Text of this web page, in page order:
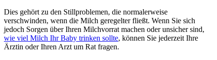
Dies gehört zu den Stillproblemen, die normalerweise
verschwinden, wenn die Milch geregelter fließt. Wenn Sie sich
wie viel Milch Ihr Baby trinken sollte, können Sie jederzeit Ihre
Ärztin oder Ihren Arzt um Rat fragen.